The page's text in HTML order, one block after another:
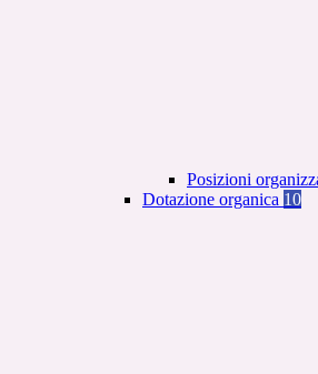
Posizioni
Dotazione organica 10